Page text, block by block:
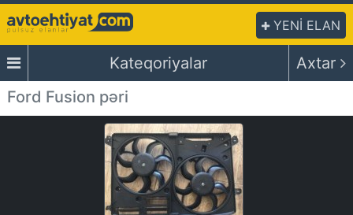
YENİ ELAN
Kateqoriyalar
Axtar
Ford Fusion pəri